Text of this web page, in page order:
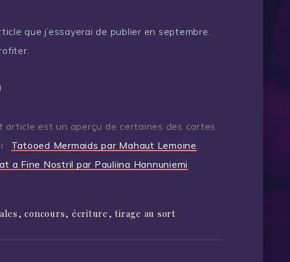
que j’essayerai de publier en septembre.
article est un aperçu de certaines des cartes
: Tatooed Mermaids par Mahaut Lemoine
a Fine Nostril par Pauliina Hannuniemi
,concours, écriture ,tirage au sort